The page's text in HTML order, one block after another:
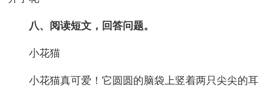
八、阅读短文，回答问题。
小花猫
小花猫真可爱！它圆圆的脑袋上竖着两只尖尖的耳